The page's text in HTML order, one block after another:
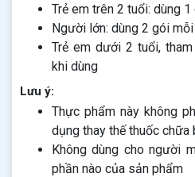
Trẻ em trên 2 tuổi: dùng
Người lớn: dùng 2 gói
Trẻ em dưới 2 tuổi,
khi dùng
Lưu ý:
Thực phẩm này không
dụng thay thế thuốc chữa
Không dùng cho người
phần nào của sản phẩm